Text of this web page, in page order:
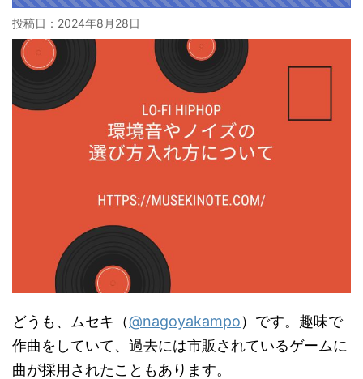
投稿日： 2024年8月28日
どうも、ムセキ（@nagoyakampo）です。趣味で
作曲をしていて、過去には市販されているゲームに
曲が採用されたこともあります。